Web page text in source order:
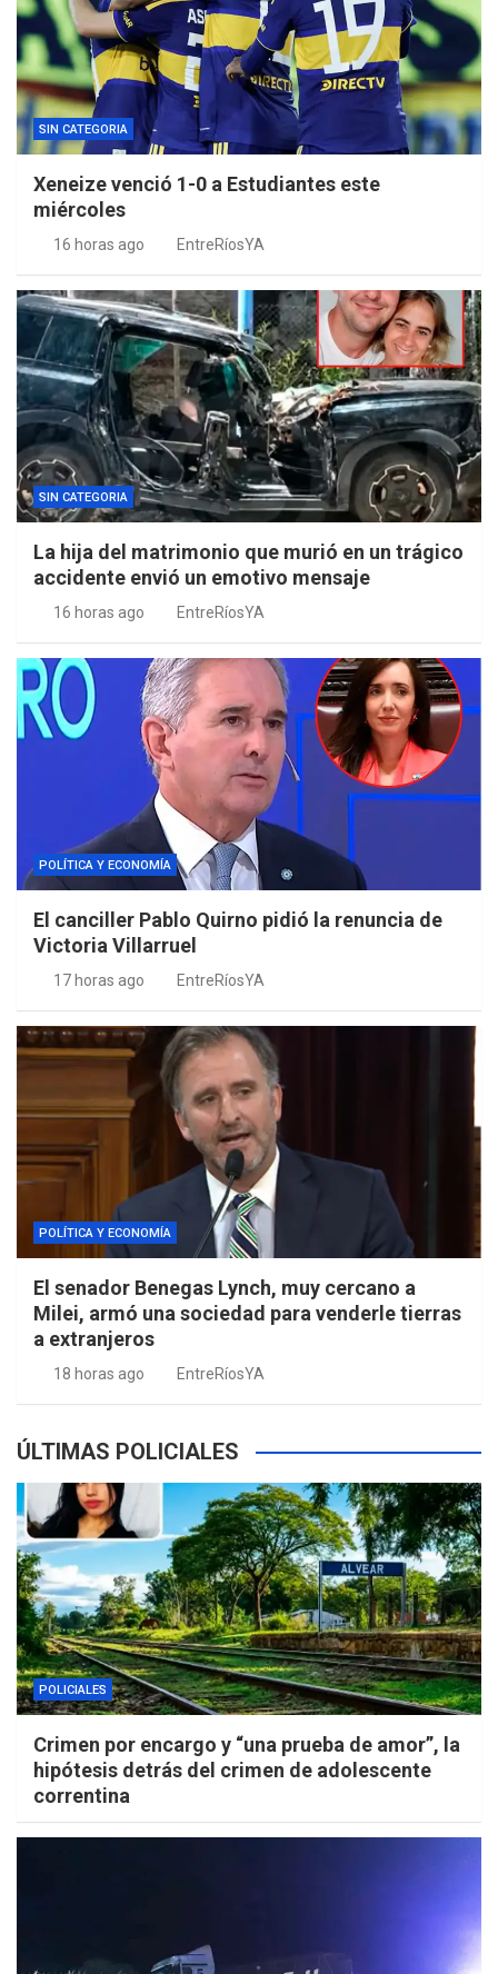
SIN CATEGORIA
Xeneize venció 1-0 a Estudiantes este
miércoles
16 horas ago EntreRíosYA
SIN CATEGORIA
La hija del matrimonio que murió en un trágico
accidente envió un emotivo mensaje
16 horas ago EntreRíosYA
POLÍTICA Y ECONOMÍA
El canciller Pablo Quirno pidió la renuncia de
Victoria Villarruel
17 horas ago EntreRíosYA
POLÍTICA Y ECONOMÍA
El senador Benegas Lynch, muy cercano a
Milei, armó una sociedad para venderle tierras
a extranjeros
18 horas ago EntreRíosYA
ÚLTIMAS POLICIALES
POLICIALES
Crimen por encargo y “una prueba de amor”, la
hipótesis detrás del crimen de adolescente
correntina